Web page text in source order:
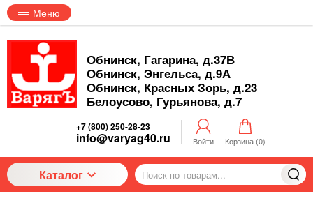
Меню
Обнинск, Гагарина, д.37В
Обнинск, Энгельса, д.9А
Обнинск, Красных Зорь, д.23
Белоусово, Гурьянова, д.7
+7 (800) 250-28-23
info@varyag40.ru Войти Корзина (0)
Каталог